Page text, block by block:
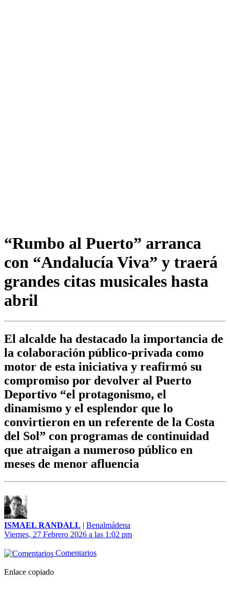
“Rumbo al Puerto” arranca
con “Andalucía Viva” y traerá
grandes citas musicales hasta
abril
El alcalde ha destacado la importancia de
la colaboración público-privada como
motor de esta iniciativa y reafirmó su
compromiso por devolver al Puerto
Deportivo “el protagonismo, el
dinamismo y el esplendor que lo
convirtieron en un referente de la Costa
del Sol” con programas de continuidad
que atraigan a numeroso público en
meses de menor afluencia
ISMAEL RANDALL | Benalmádena
Viernes, 27 Febrero 2026 a las 1:02 pm
Comentarios
Enlace copiado